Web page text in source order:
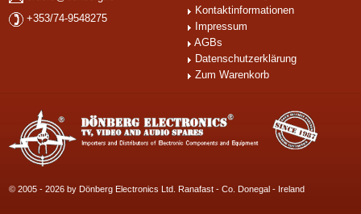
+353/74-9548275
Kontaktinformationen
Impressum
AGBs
Datenschutzerklärung
Zum Warenkorb
© 2005 - 2026 by Dönberg Electronics Ltd. Ranafast - Co. Donegal - Ireland